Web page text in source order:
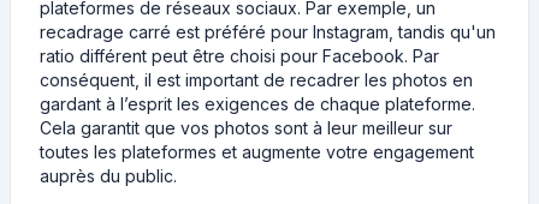
plateformes de réseaux sociaux. Par exemple, un
recadrage carré est préféré pour Instagram, tandis qu'un
ratio différent peut être choisi pour Facebook. Par
conséquent, il est important de recadrer les photos en
gardant à l’esprit les exigences de chaque plateforme.
Cela garantit que vos photos sont à leur meilleur sur
toutes les plateformes et augmente votre engagement
auprès du public.